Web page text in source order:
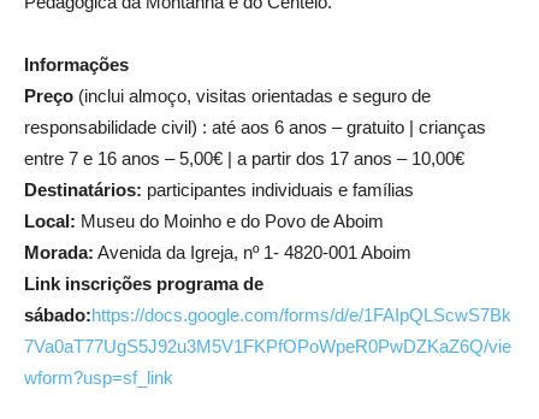
Informações
Preço (inclui almoço, visitas orientadas e seguro de
responsabilidade civil) : até aos 6 anos – gratuito | crianças
entre 7 e 16 anos – 5,00€ | a partir dos 17 anos – 10,00€
Destinatários: participantes individuais e famílias
Local: Museu do Moinho e do Povo de Aboim
Morada: Avenida da Igreja, nº 1- 4820-001 Aboim
Link inscrições programa de
sábado:https://docs.google.com/forms/d/e/1FAIpQLScwS7Bk
7Va0aT77UgS5J92u3M5V1FKPfOPoWpeR0PwDZKaZ6Q/vie
wform?usp=sf_link